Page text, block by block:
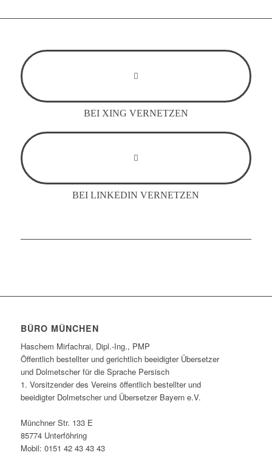
BEI XING VERNETZEN
BEI LINKEDIN VERNETZEN
BÜRO MÜNCHEN
Haschem Mirfachrai, Dipl.-Ing., PMP
Öffentlich bestellter und gerichtlich beeidigter Übersetzer
und Dolmetscher für die Sprache Persisch
1. Vorsitzender des Vereins öffentlich bestellter und
beeidigter Dolmetscher und Übersetzer Bayern e.V.
Münchner Str. 133 E
85774 Unterföhring
Mobil: 0151 42 43 43 43